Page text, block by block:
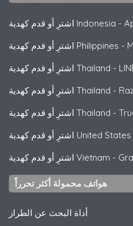
اشترِ أو قدم كهدية Indonesia -
اشترِ أو قدم كهدية Philippines -
اشترِ أو قدم كهدية Thailand -
اشترِ أو قدم كهدية Thailand -
اشترِ أو قدم كهدية Thailand -
اشترِ أو قدم كهدية United States
اشترِ أو قدم كهدية Vietnam -
هواتف محمولة أكثر تحرراً
أداة البحث عن الطراز